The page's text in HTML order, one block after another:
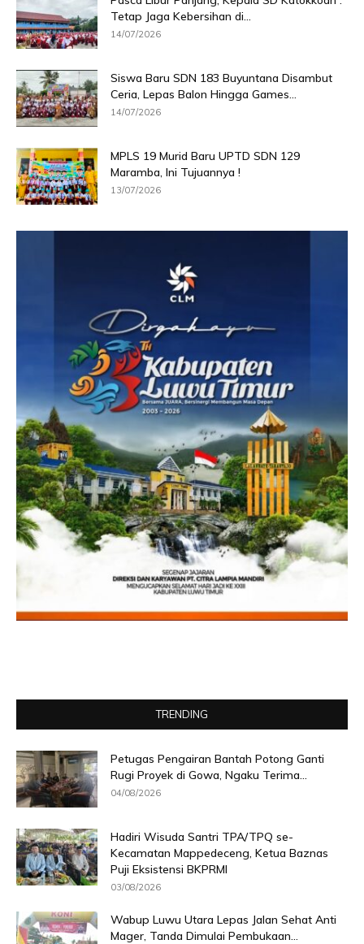
Tetap Jaga Kebersihan di...
14/07/2026
Siswa Baru SDN 183 Buyuntana Disambut
Ceria, Lepas Balon Hingga Games...
14/07/2026
MPLS 19 Murid Baru UPTD SDN 129
Maramba, Ini Tujuannya !
13/07/2026
TRENDING
Petugas Pengairan Bantah Potong Ganti
Rugi Proyek di Gowa, Ngaku Terima...
04/08/2026
Hadiri Wisuda Santri TPA/TPQ se-
Kecamatan Mappedeceng, Ketua Baznas
Puji Eksistensi BKPRMI
03/08/2026
Wabup Luwu Utara Lepas Jalan Sehat Anti
Mager, Tanda Dimulai Pembukaan...